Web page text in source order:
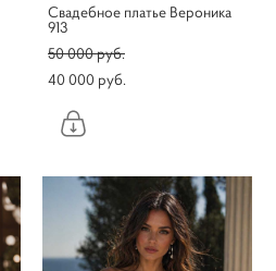
Свадебное платье Вероника
913
50 000 pуб.
40 000 pуб.